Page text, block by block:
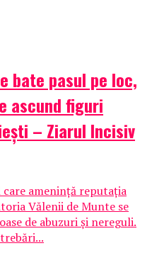
bate pasul pe loc,
ascund figuri
– Ziarul Incisiv
amenință reputația
Vălenii de Munte se
de abuzuri și nereguli.